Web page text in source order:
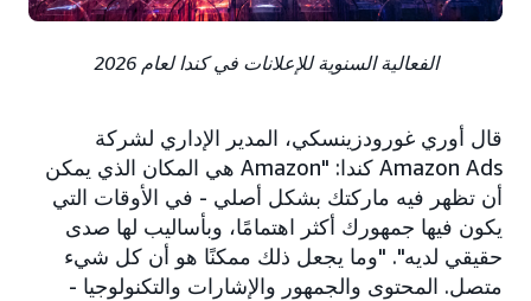
الفعالية السنوية للإعلانات في كندا لعام 2026
قال أوري غورودزينسكي، المدير الإداري لشركة
Amazon Ads كندا: ‏"Amazon هي المكان الذي يمكن
أن تظهر فيه ماركتك بشكل أصلي - في الأوقات التي
يكون فيها جمهورك أكثر اهتمامًا، وبأساليب لها صدى
حقيقي لديه". "وما يجعل ذلك ممكنًا هو أن كل شيء
متصل. المحتوى والجمهور والإشارات والتكنولوجيا -